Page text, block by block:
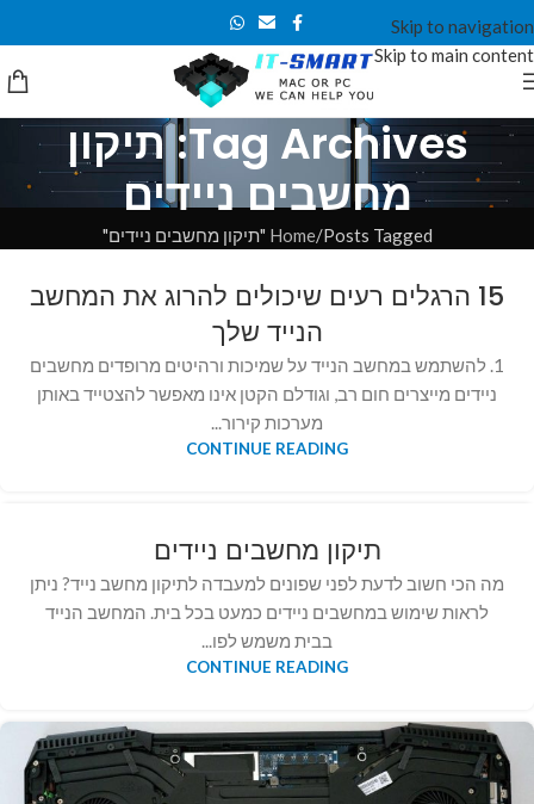
Skip to navigation
Skip to main content
Tag Archives: תיקון
מחשבים ניידים
Home Posts Tagged "תיקון מחשבים ניידים"
15 הרגלים רעים שיכולים להרוג את המחשב
הנייד שלך
1. להשתמש במחשב הנייד על שמיכות ורהיטים מרופדים מחשבים
ניידים מייצרים חום רב, וגודלם הקטן אינו מאפשר להצטייד באותן
מערכות קירור...
CONTINUE READING
תיקון מחשבים ניידים
מה הכי חשוב לדעת לפני שפונים למעבדה לתיקון מחשב נייד? ניתן
לראות שימוש במחשבים ניידים כמעט בכל בית. המחשב הנייד
בבית משמש לפו...
CONTINUE READING